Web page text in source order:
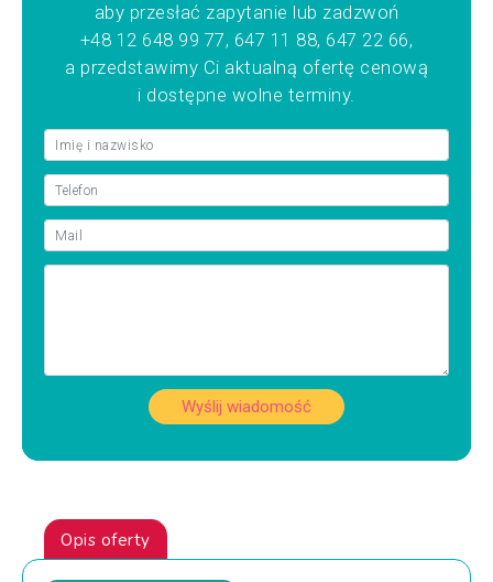
aby przesłać zapytanie lub zadzwoń
+48 12 648 99 77, 647 11 88, 647 22 66,
a przedstawimy Ci aktualną ofertę cenową
i dostępne wolne terminy.
Wyślij wiadomość
Opis oferty